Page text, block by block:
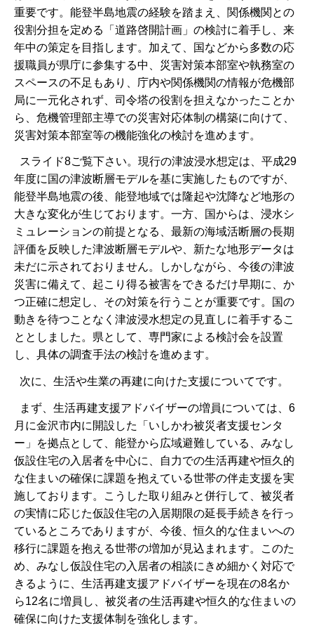
重要です。能登半島地震の経験を踏まえ、関係機関との
役割分担を定める「道路啓開計画」の検討に着手し、来
年中の策定を目指します。加えて、国などから多数の応
援職員が県庁に参集する中、災害対策本部室や執務室の
スペースの不足もあり、庁内や関係機関の情報が危機部
局に一元化されず、司令塔の役割を担えなかったことか
ら、危機管理部主導での災害対応体制の構築に向けて、
災害対策本部室等の機能強化の検討を進めます。
スライド8ご覧下さい。現行の津波浸水想定は、平成29
年度に国の津波断層モデルを基に実施したものですが、
能登半島地震の後、能登地域では隆起や沈降など地形の
大きな変化が生じております。一方、国からは、浸水シ
ミュレーションの前提となる、最新の海域活断層の長期
評価を反映した津波断層モデルや、新たな地形データは
未だに示されておりません。しかしながら、今後の津波
災害に備えて、起こり得る被害をできるだけ早期に、か
つ正確に想定し、その対策を行うことが重要です。国の
動きを待つことなく津波浸水想定の見直しに着手するこ
ととしました。県として、専門家による検討会を設置
し、具体の調査手法の検討を進めます。
次に、生活や生業の再建に向けた支援についてです。
まず、生活再建支援アドバイザーの増員については、6
月に金沢市内に開設した「いしかわ被災者支援センタ
ー」を拠点として、能登から広域避難している、みなし
仮設住宅の入居者を中心に、自力での生活再建や恒久的
な住まいの確保に課題を抱えている世帯の伴走支援を実
施しております。こうした取り組みと併行して、被災者
の実情に応じた仮設住宅の入居期限の延長手続きを行っ
ているところでありますが、今後、恒久的な住まいへの
移行に課題を抱える世帯の増加が見込まれます。このた
め、みなし仮設住宅の入居者の相談にきめ細かく対応で
きるように、生活再建支援アドバイザーを現在の8名か
ら12名に増員し、被災者の生活再建や恒久的な住まいの
確保に向けた支援体制を強化します。